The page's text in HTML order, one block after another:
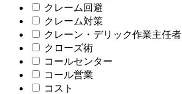
クレーム回避
クレーム対策
クレーン・デリック作業主任者
クローズ術
コールセンター
コール営業
コスト